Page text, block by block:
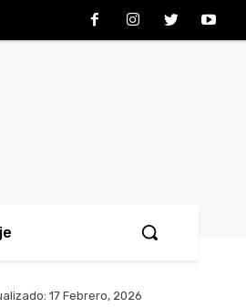
17 Febrero, 2026